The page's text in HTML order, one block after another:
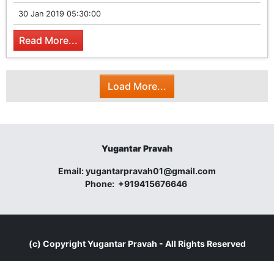
30 Jan 2019 05:30:00
Read More...
Load More...
Yugantar Pravah
Email:yugantarpravah01@gmail.com
Phone: +919415676646
(c) CopyrightYugantar Pravah - All Rights Reserved